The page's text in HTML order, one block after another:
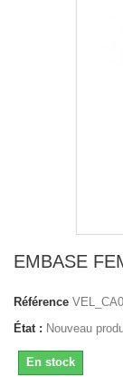
EMBASE
Référence
État : Nouveau
En stock